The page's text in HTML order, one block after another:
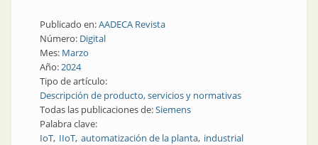
Publicado en:AADECA Revista
Número: Digital
Mes: Marzo
Año:2024
Tipo de artículo:
Descripción de producto, servicios y normativas
Todas las publicaciones de:Siemens
Palabra clave:
IoT IIoT automatización de la planta industrial